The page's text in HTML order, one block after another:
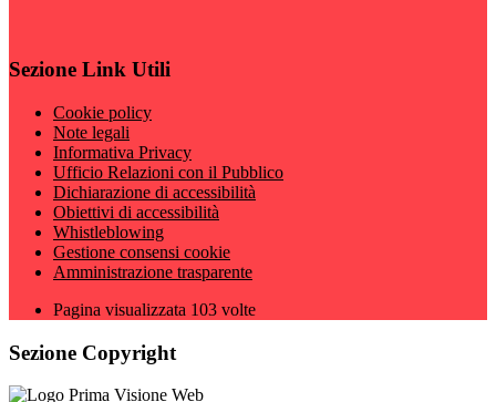
Sezione Link Utili
Cookie policy
Note legali
Informativa Privacy
Ufficio Relazioni con il Pubblico
Dichiarazione di accessibilità
Obiettivi di accessibilità
Whistleblowing
Gestione consensi cookie
Amministrazione trasparente
Pagina visualizzata 103 volte
Sezione Copyright